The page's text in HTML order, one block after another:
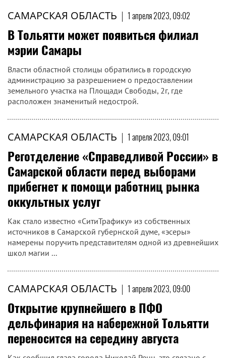
САМАРСКАЯ ОБЛАСТЬ | 1 апреля 2023, 09:02
В Тольятти может появиться филиал
мэрии Самары
Власти областной столицы обратились в городскую
администрацию за разрешением о предоставлении
земельного участка на Площади Свободы, 2г, где
расположен знаменитый недострой.
САМАРСКАЯ ОБЛАСТЬ | 1 апреля 2023, 09:01
Реготделение «Справедливой России» в
Самарской области перед выборами
прибегнет к помощи работниц рынка
оккультных услуг
Как стало известно «СитиТрафику» из собственных
источников в Самарской губернской думе, «эсеры»
намерены поручить представителям одной из древнейших
школ магии ...
САМАРСКАЯ ОБЛАСТЬ | 1 апреля 2023, 09:00
Открытие крупнейшего в ПФО
дельфинария на набережной Тольятти
переносится на середину августа